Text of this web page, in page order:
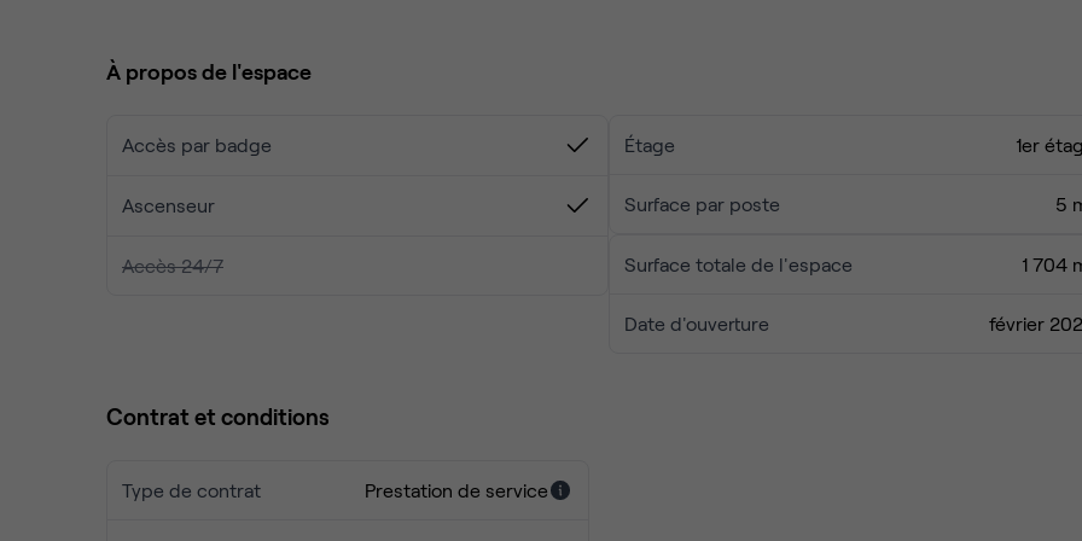
À propos de l'espace
Accès par badge
Ascenseur
Accès 24/7
Étage 1er
Surface par poste 5
Surface totale de l'espace 1 704
Date d'ouverture février
Contrat et conditions
Type de contrat Prestation de service